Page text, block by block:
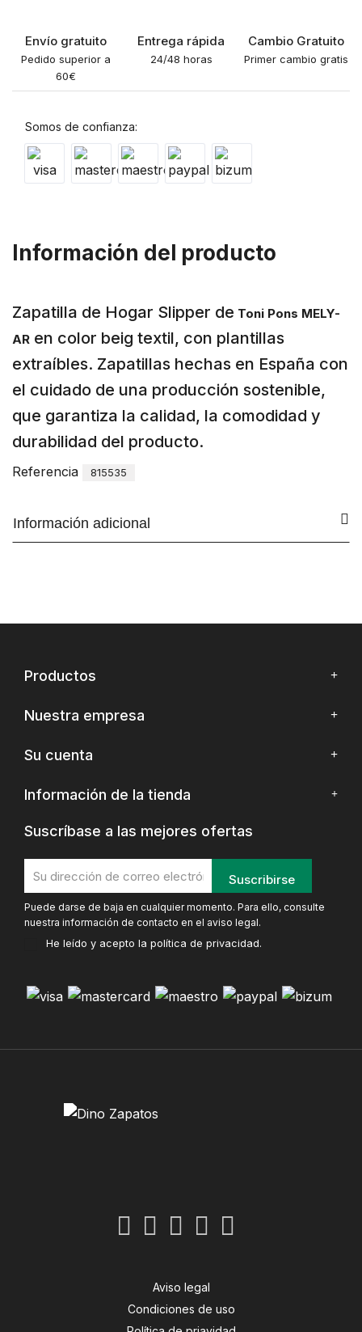
Envío gratuito
Pedido superior a
60€
Entrega rápida
24/48 horas
Cambio Gratuito
Primer cambio gratis
Somos de confianza:
Información del producto
Zapatilla de Hogar Slipper de Toni Pons MELY-
AR en color beig textil, con plantillas
extraíbles. Zapatillas hechas en España con
el cuidado de una producción sostenible,
que garantiza la calidad, la comodidad y
durabilidad del producto.
Referencia 815535
Información adicional
Productos
Nuestra empresa
Su cuenta
Información de la tienda
Suscríbase a las mejores ofertas
Puede darse de baja en cualquier momento. Para ello, consulte
nuestra información de contacto en el aviso legal.
He leído y acepto la política de privacidad.
Aviso legal
Condiciones de uso